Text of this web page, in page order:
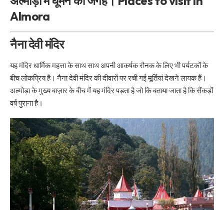
Almora
नैना देवी मंदिर
यह मंदिर धार्मिक महत्ता के साथ साथ अपनी आकर्षक रौनक के लिए भी पर्यटकों के
बीच लोकप्रिय है। नैना देवी मंदिर की दीवारों पर रची गई मूर्तियां देखने लायक हैं।
अल्मोड़ा के मुख्य बाज़ार के बीच में यह मंदिर पड़ता है जो कि बताया जाता है कि सैंकड़ों
वर्ष पुराना है।